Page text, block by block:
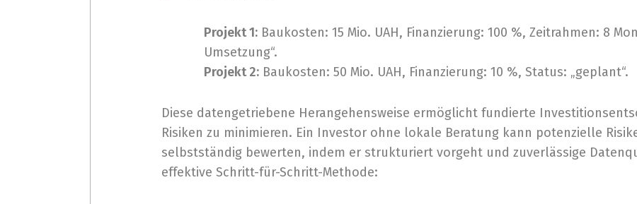
Projekt 1: Baukosten: 15 Mio. UAH, Finanzierung: 100 %, Zeitrahmen: 8
Umsetzung“.
Projekt 2: Baukosten: 50 Mio. UAH, Finanzierung: 10 %, Status: „geplant“.
Diese datengetriebene Herangehensweise ermöglicht fundierte
Risiken zu minimieren. Ein Investor ohne lokale Beratung kann potenzielle
selbstständig bewerten, indem er strukturiert vorgeht und zuverlässige
effektive Schritt-für-Schritt-Methode: